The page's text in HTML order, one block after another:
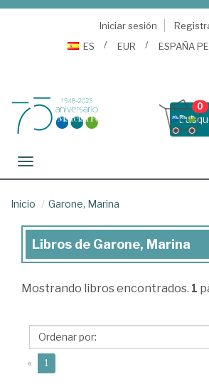
Iniciar sesión
ES
EUR ESPAÑA
0
Toggle navigation
Inicio Garone, Marina
Libros
Garone,
Libros de Garone, Marina
Mostrando libros encontrados. 1
« 1